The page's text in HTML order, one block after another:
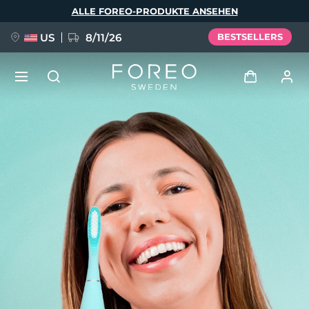
ALLE FOREO-PRODUKTE ANSEHEN
US 8/11/26 BESTSELLERS
Benutzerkonto
Meine Geräte
Meine Bestellungen
Meine Adressen
Meine Abonnements
FAQ™ Pure Beauty-Tech Elixir
BREAKING NEWS
issa™ Teeth Whitening Set
Deutsch
Español
Français
Italiano
Português
Svenska
Русский
简体中文 繁體中文